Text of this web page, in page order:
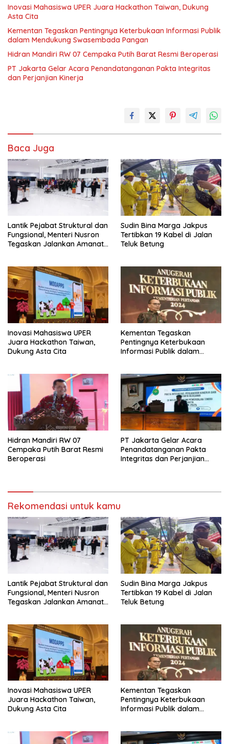
Inovasi Mahasiswa UPER Juara Hackathon Taiwan, Dukung
Asta Cita
Kementan Tegaskan Pentingnya Keterbukaan Informasi Publik
dalam Mendukung Swasembada Pangan
Hidran Mandiri RW 07 Cempaka Putih Barat Resmi Beroperasi
PT Jakarta Gelar Acara Penandatanganan Pakta Integritas
dan Perjanjian Kinerja
Baca Juga
Lantik Pejabat Struktural dan
Fungsional, Menteri Nusron
Tegaskan Jalankan Amanat
Sudin Bina Marga Jakpus
Tertibkan 19 Kabel di Jalan
Teluk Betung
Inovasi Mahasiswa UPER
Juara Hackathon Taiwan,
Dukung Asta Cita
Kementan Tegaskan
Pentingnya Keterbukaan
Informasi Publik dalam
Hidran Mandiri RW 07
Cempaka Putih Barat Resmi
Beroperasi
PT Jakarta Gelar Acara
Penandatanganan Pakta
Integritas dan Perjanjian
Rekomendasi untuk kamu
Lantik Pejabat Struktural dan
Fungsional, Menteri Nusron
Tegaskan Jalankan Amanat
Sudin Bina Marga Jakpus
Tertibkan 19 Kabel di Jalan
Teluk Betung
Inovasi Mahasiswa UPER
Juara Hackathon Taiwan,
Dukung Asta Cita
Kementan Tegaskan
Pentingnya Keterbukaan
Informasi Publik dalam